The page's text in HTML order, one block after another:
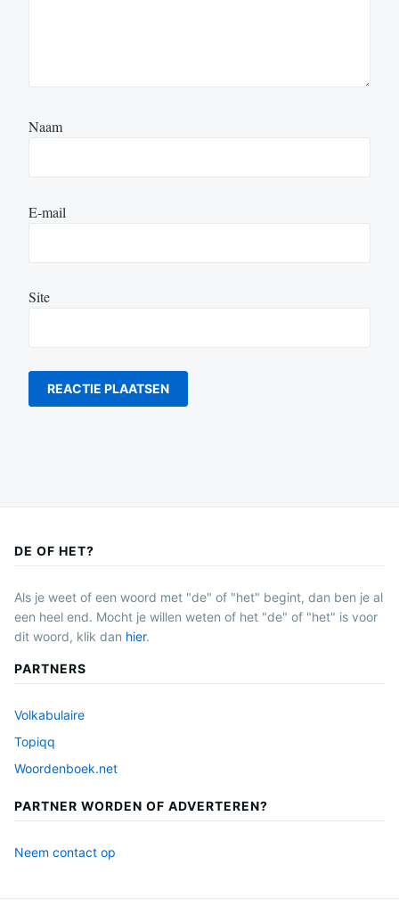
Naam
E-mail
Site
DE OF HET?
Als je weet of een woord met "de" of "het" begint, dan ben je al
een heel end. Mocht je willen weten of het "de" of "het" is voor
dit woord, klik dan hier.
PARTNERS
Volkabulaire
Topiqq
Woordenboek.net
PARTNER WORDEN OF ADVERTEREN?
Neem contact op